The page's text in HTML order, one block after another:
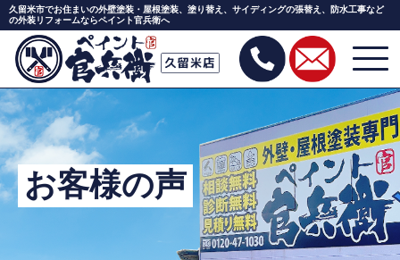
Skip
to
the
content
久留米市でお住まいの外壁塗装・屋根塗装、塗り替え、サイディングの張替え、防水工事など
の外装リフォームならペイント官兵衛へ
お客様の声